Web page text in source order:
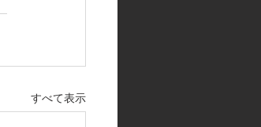
すべて表示